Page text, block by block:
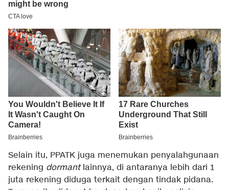
Selain itu, PPATK juga menemukan penyalahgunaan
rekening dormantlainnya, di antaranya lebih dari 1
juta rekening diduga terkait dengan tindak pidana.